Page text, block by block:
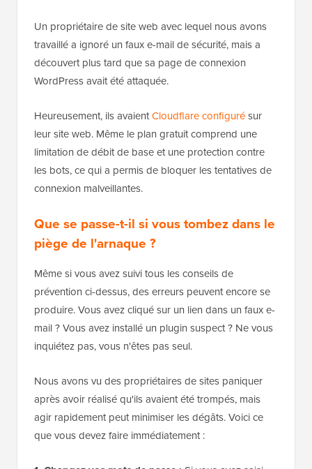
Un propriétaire de site web avec lequel nous avons
travaillé a ignoré un faux e-mail de sécurité, mais a
découvert plus tard que sa page de connexion
WordPress avait été attaquée.
Heureusement, ils avaientCloudflare configurésur
leur site web. Même le plan gratuit comprend une
limitation de débit de base et une protection contre
les bots, ce qui a permis de bloquer les tentatives de
connexion malveillantes.
Que se passe-t-il si vous tombez dans le
piège de l'arnaque ?
Même si vous avez suivi tous les conseils de
prévention ci-dessus, des erreurs peuvent encore se
produire. Vous avez cliqué sur un lien dans un faux e-
mail ? Vous avez installé un plugin suspect ? Ne vous
inquiétez pas, vous n'êtes pas seul.
Nous avons vu des propriétaires de sites paniquer
après avoir réalisé qu'ils avaient été trompés, mais
agir rapidement peut minimiser les dégâts. Voici ce
que vous devez faire immédiatement :